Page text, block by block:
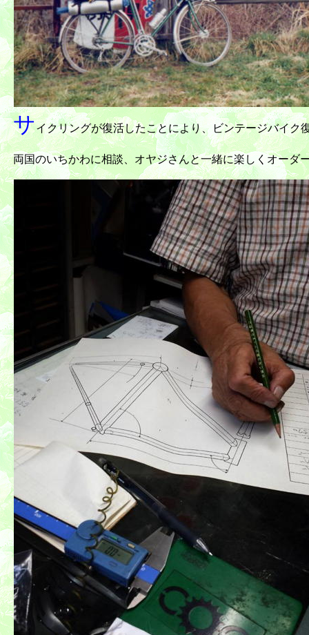
サイクリングが復活したことにより、ビンテージバイ
両国のいちかわに相談、オヤジさんと一緒に楽しくオーダ